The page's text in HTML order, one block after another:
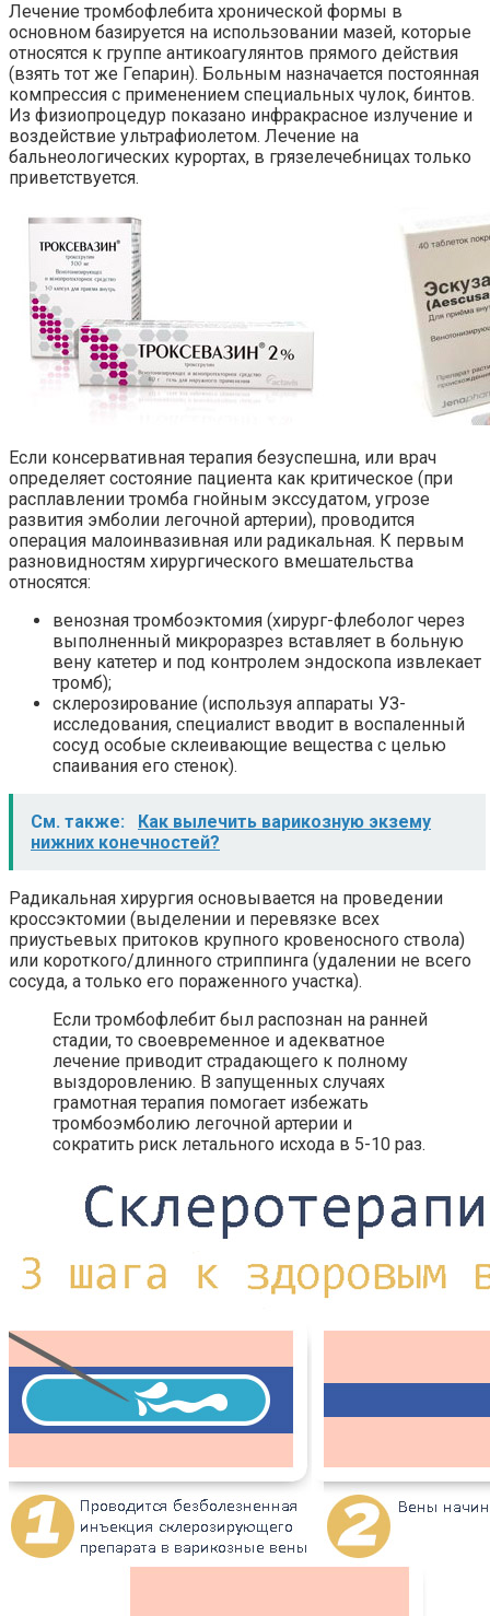
Лечение тромбофлебита хронической формы в
основном базируется на использовании мазей, которые
относятся к группе антикоагулянтов прямого действия
(взять тот же Гепарин). Больным назначается постоянная
компрессия с применением специальных чулок, бинтов.
Из физиопроцедур показано инфракрасное излучение и
воздействие ультрафиолетом. Лечение на
бальнеологических курортах, в грязелечебницах только
приветствуется.
Если консервативная терапия безуспешна, или врач
определяет состояние пациента как критическое (при
расплавлении тромба гнойным экссудатом, угрозе
развития эмболии легочной артерии), проводится
операция малоинвазивная или радикальная. К первым
разновидностям хирургического вмешательства
относятся:
венозная тромбоэктомия (хирург-флеболог через
выполненный микроразрез вставляет в больную
вену катетер и под контролем эндоскопа извлекает
тромб);
склерозирование (используя аппараты УЗ-
исследования, специалист вводит в воспаленный
сосуд особые склеивающие вещества с целью
спаивания его стенок).
См. также:
Как вылечить варикозную экзему
нижних конечностей?
Радикальная хирургия основывается на проведении
кроссэктомии (выделении и перевязке всех
приустьевых притоков крупного кровеносного ствола)
или короткого/длинного стриппинга (удалении не всего
сосуда, а только его пораженного участка).
Если тромбофлебит был распознан на ранней
стадии, то своевременное и адекватное
лечение приводит страдающего к полному
выздоровлению. В запущенных случаях
грамотная терапия помогает избежать
тромбоэмболию легочной артерии и
сократить риск летального исхода в 5-10 раз.